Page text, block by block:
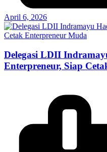
April 6, 2026
Delegasi LDII
Enterpreneur, Siap